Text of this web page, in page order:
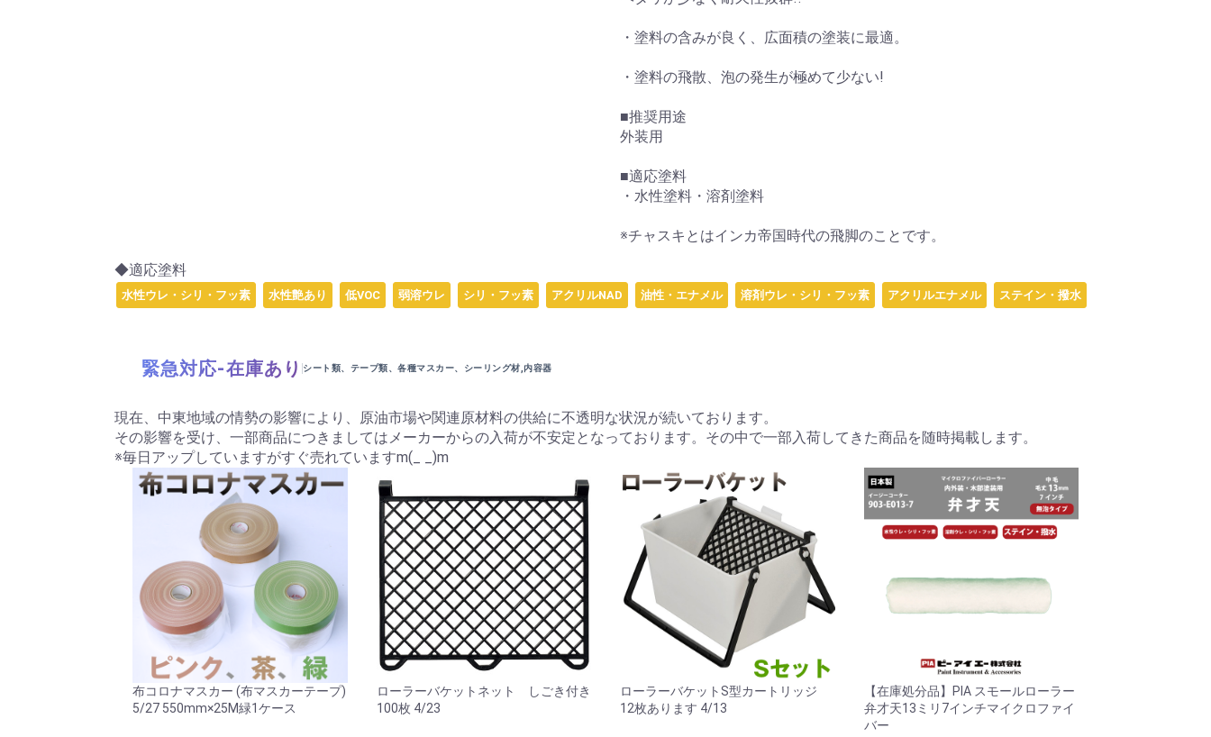
・塗料の含みが良く、広面積の塗装に最適。
・塗料の飛散、泡の発生が極めて少ない!
■推奨用途
外装用
■適応塗料
・水性塗料・溶剤塗料
※チャスキとはインカ帝国時代の飛脚のことです。
◆適応塗料
水性ウレ・シリ・フッ素 水性艶あり 低VOC 弱溶ウレ シリ・フッ素 アクリルNAD 油性・エナメル 溶剤ウレ・シリ・フッ素 アクリルエナメル ステイン・撥水
緊急対応-在庫あり シート類、テープ類、各種マスカー、シーリング材,内容器
現在、中東地域の情勢の影響により、原油市場や関連原材料の供給に不透明な状況が続いております。
その影響を受け、一部商品につきましてはメーカーからの入荷が不安定となっております。その中で一部入荷してきた商品を随時掲載します。
※毎日アップしていますがすぐ売れていますm(_ _)m
布コロナマスカー (布マスカーテープ)
5/27 550mm×25M緑1ケース
ローラーバケットネット しごき付き
100枚 4/23
ローラーバケットS型カートリッジ
12枚あります 4/13
【在庫処分品】PIA スモールローラー
弁才天13ミリ7インチマイクロファイ
バー